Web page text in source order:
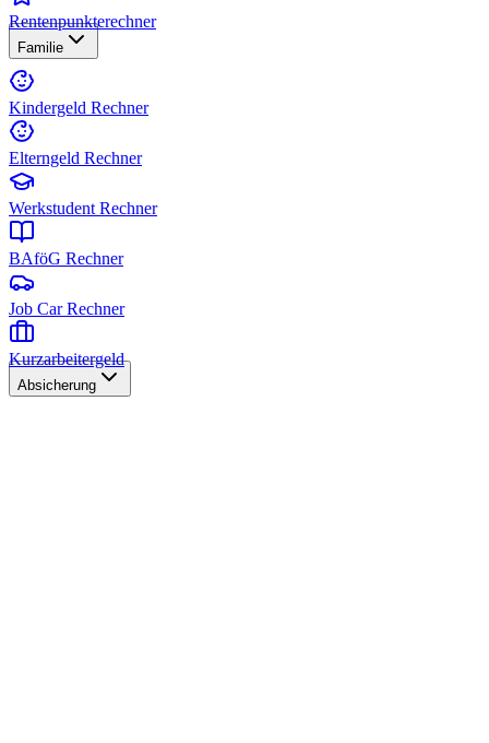
Rentenpunkterechner
Familie
Kindergeld Rechner
Elterngeld Rechner
Werkstudent Rechner
BAföG Rechner
Job Car Rechner
Kurzarbeitergeld
Absicherung